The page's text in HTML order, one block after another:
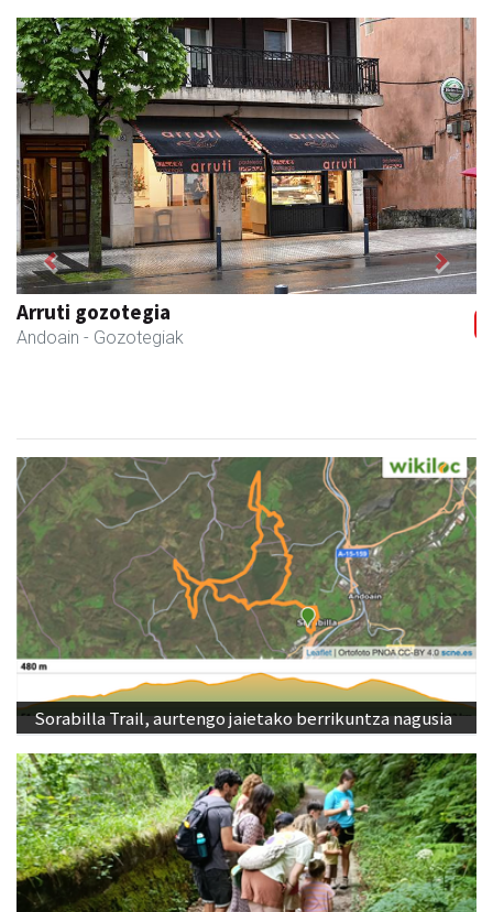
Arruti gozotegia
Andoain - Gozotegiak
Previous Next
Sorabilla Trail, aurtengo jaietako berrikuntza nagusia